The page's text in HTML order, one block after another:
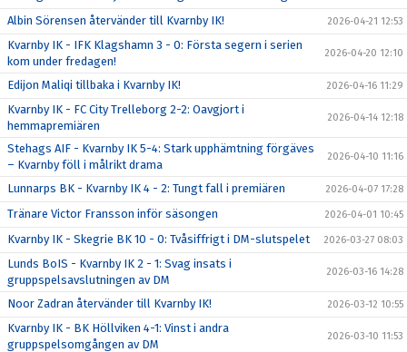
Albin Sörensen återvänder till Kvarnby IK! 2026-04-21 12:53
Kvarnby IK - IFK Klagshamn 3 - 0: Första segern i serien
kom under fredagen!
2026-04-20 12:10
Edijon Maliqi tillbaka i Kvarnby IK! 2026-04-16 11:29
Kvarnby IK - FC City Trelleborg 2-2: Oavgjort i
hemmapremiären
2026-04-14 12:18
Stehags AIF - Kvarnby IK 5-4: Stark upphämtning förgäves
– Kvarnby föll i målrikt drama
2026-04-10 11:16
Lunnarps BK - Kvarnby IK 4 - 2: Tungt fall i premiären 2026-04-07 17:28
Tränare Victor Fransson inför säsongen 2026-04-01 10:45
Kvarnby IK - Skegrie BK 10 - 0: Tvåsiffrigt i DM-slutspelet 2026-03-27 08:03
Lunds BoIS - Kvarnby IK 2 - 1: Svag insats i
gruppspelsavslutningen av DM
2026-03-16 14:28
Noor Zadran återvänder till Kvarnby IK! 2026-03-12 10:55
Kvarnby IK - BK Höllviken 4-1: Vinst i andra
gruppspelsomgången av DM
2026-03-10 11:53